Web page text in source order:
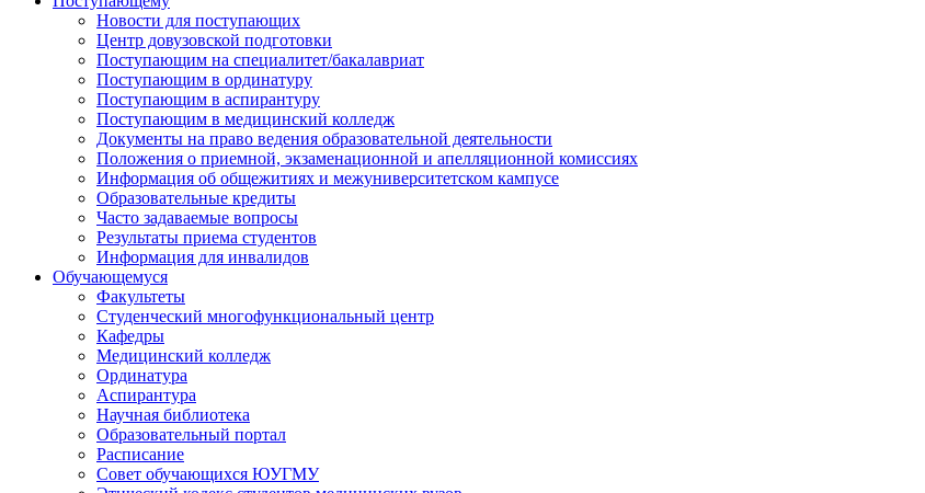
Новости для поступающих
Центр довузовской подготовки
Поступающим на специалитет/бакалавриат
Поступающим в ординатуру
Поступающим в аспирантуру
Поступающим в медицинский колледж
Документы на право ведения образовательной деятельности
Положения о приемной, экзаменационной и апелляционной комиссиях
Информация об общежитиях и межуниверситетском кампусе
Образовательные кредиты
Часто задаваемые вопросы
Результаты приема студентов
Информация для инвалидов
Обучающемуся
Факультеты
Студенческий многофункциональный центр
Кафедры
Медицинский колледж
Ординатура
Аспирантура
Научная библиотека
Образовательный портал
Расписание
Совет обучающихся ЮУГМУ